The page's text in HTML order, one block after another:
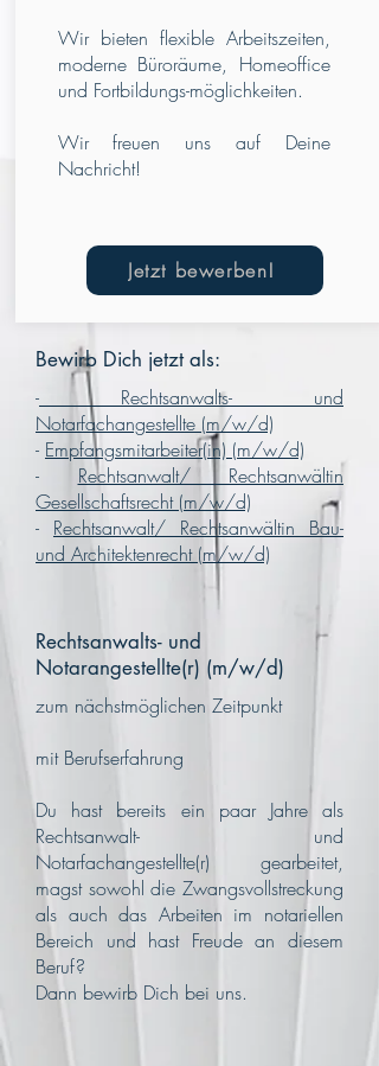
Wir bieten flexible Arbeitszeiten,
moderne Büroräume, Homeoffice
und Fortbildungs-möglichkeiten.
Wir freuen uns auf Deine
Nachricht!
Jetzt bewerben!
Bewirb Dich jetzt als:
- Rechtsanwalts- und
Notarfachangestellte (m/w/d)
- Empfangsmitarbeiter(in) (m/w/d)
- Rechtsanwalt/ Rechtsanwältin
Gesellschaftsrecht (m/w/d)
- Rechtsanwalt/ Rechtsanwältin Bau-
und Architektenrecht (m/w/d)
Rechtsanwalts- und
Notarangestellte(r) (m/w/d)
zum nächstmöglichen Zeitpunkt
mit Berufserfahrung
Du hast bereits ein paar Jahre als
Rechtsanwalt- und
Notarfachangestellte(r) gearbeitet,
magst sowohl die Zwangsvollstreckung
als auch das Arbeiten im notariellen
Bereich und hast Freude an diesem
Beruf?
Dann bewirb Dich bei uns.